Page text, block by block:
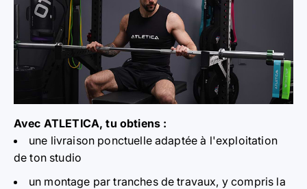
Avec ATLETICA, tu obtiens :
une livraison ponctuelle adaptée à l'exploitation
de ton studio
un montage par tranches de travaux, y compris la